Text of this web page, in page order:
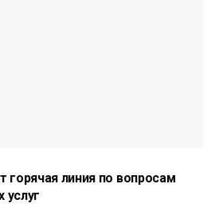
горячая линия по вопросам
услуг